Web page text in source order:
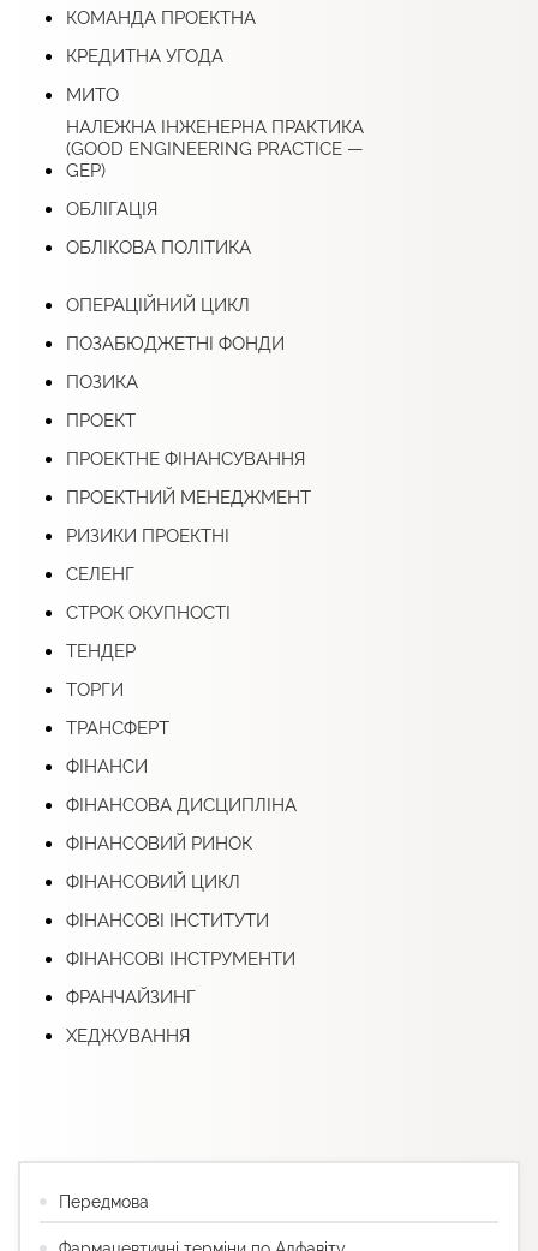
КОМАНДА ПРОЕКТНА
КРЕДИТНА УГОДА
МИТО
НАЛЕЖНА ІНЖЕНЕРНА ПРАКТИКА
(GOOD ENGINEERING PRACTICE —
GЕP)
ОБЛІГАЦІЯ
ОБЛІКОВА ПОЛІТИКА
ОПЕРАЦІЙНИЙ ЦИКЛ
ПОЗАБЮДЖЕТНІ ФОНДИ
ПОЗИКА
ПРОЕКТ
ПРОЕКТНЕ ФІНАНСУВАННЯ
ПРОЕКТНИЙ МЕНЕДЖМЕНТ
РИЗИКИ ПРОЕКТНІ
СЕЛЕНГ
СТРОК ОКУПНОСТІ
ТЕНДЕР
ТОРГИ
ТРАНСФЕРТ
ФІНАНСИ
ФІНАНСОВА ДИСЦИПЛІНА
ФІНАНСОВИЙ РИНОК
ФІНАНСОВИЙ ЦИКЛ
ФІНАНСОВІ ІНСТИТУТИ
ФІНАНСОВІ ІНСТРУМЕНТИ
ФРАНЧАЙЗИНГ
ХЕДЖУВАННЯ
Передмова